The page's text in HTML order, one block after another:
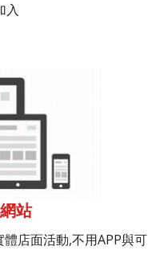
入
站
店面活動,不用APP與可